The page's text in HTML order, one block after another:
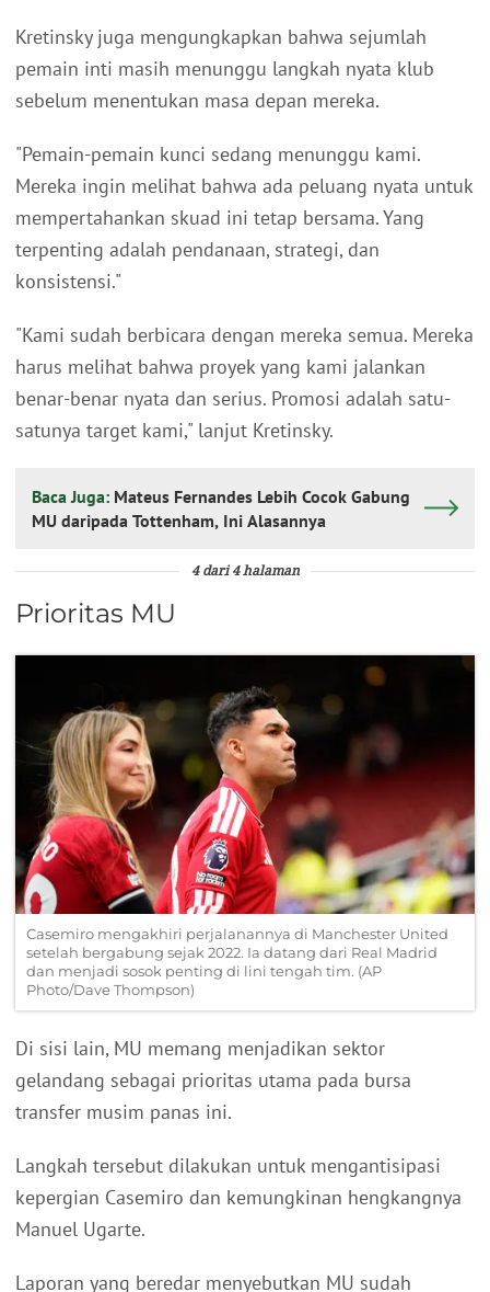
Kretinsky juga mengungkapkan bahwa sejumlah
pemain inti masih menunggu langkah nyata klub
sebelum menentukan masa depan mereka.
"Pemain-pemain kunci sedang menunggu kami.
Mereka ingin melihat bahwa ada peluang nyata untuk
mempertahankan skuad ini tetap bersama. Yang
terpenting adalah pendanaan, strategi, dan
konsistensi."
"Kami sudah berbicara dengan mereka semua. Mereka
harus melihat bahwa proyek yang kami jalankan
benar-benar nyata dan serius. Promosi adalah satu-
satunya target kami," lanjut Kretinsky.
Baca Juga: Mateus Fernandes Lebih Cocok Gabung
MU daripada Tottenham, Ini Alasannya
4 dari 4 halaman
Prioritas MU
Casemiro mengakhiri perjalanannya di Manchester United
setelah bergabung sejak 2022. Ia datang dari Real Madrid
dan menjadi sosok penting di lini tengah tim. (AP
Photo/Dave Thompson)
Di sisi lain, MU memang menjadikan sektor
gelandang sebagai prioritas utama pada bursa
transfer musim panas ini.
Langkah tersebut dilakukan untuk mengantisipasi
kepergian Casemiro dan kemungkinan hengkangnya
Manuel Ugarte.
Laporan yang beredar menyebutkan MU sudah